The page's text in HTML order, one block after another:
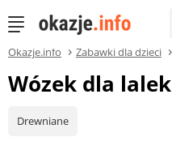
Okazje.info Zabawki dla dzieci
Wózek dla lalek
Drewniane